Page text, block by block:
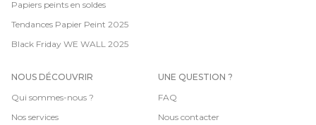
Papiers peints en soldes
Tendances Papier Peint 2025
Black Friday WE WALL 2025
NOUS DÉCOUVRIR
Qui sommes-nous ?
Nos services
UNE QUESTION ?
FAQ
Nous contacter